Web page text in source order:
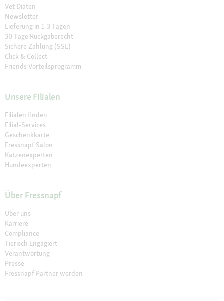
Vet Diäten
Newsletter
Lieferung in 1-3 Tagen
30 Tage Rückgaberecht
Sichere Zahlung (SSL)
Click & Collect
Friends Vorteilsprogramm
Unsere Filialen
Filialen finden
Filial-Services
Geschenkkarte
Fressnapf Salon
Katzenexperten
Hundeexperten
Über Fressnapf
Über uns
Karriere
Compliance
Tierisch Engagiert
Verantwortung
Presse
Fressnapf Partner werden